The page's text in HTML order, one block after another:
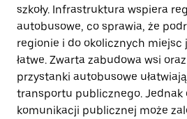
szkoły. Infrastruktura wspiera
autobusowe, co sprawia, że
regionie i do okolicznych miejsc
łatwe. Zwarta zabudowa wsi
przystanki autobusowe
transportu publicznego. Jednak
komunikacji publicznej może